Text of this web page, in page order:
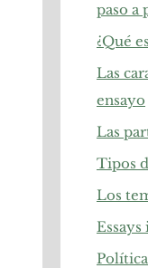
paso a
¿Qué
Las
ensayo
Las
Tipos
Los
Essays